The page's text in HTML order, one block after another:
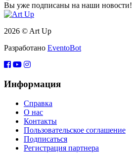
Вы уже подписаны на наши новости!
2026 © Art Up
Разработано EventoBot
Информация
Справка
О нас
Контакты
Пользовательское соглашение
Подписаться
Регистрация партнера